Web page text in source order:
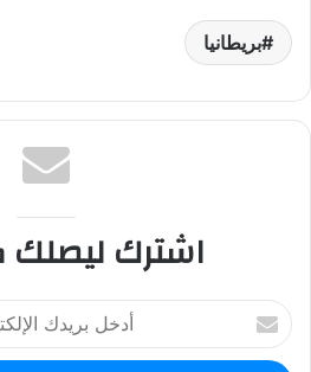
بريطانيا
اشترك ليصلك
أ
د
خ